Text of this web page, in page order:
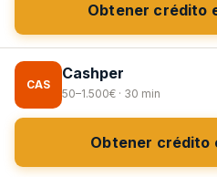
Obtener crédito
CAS
Cashper
50–1.500€ · 30 min
Obtener crédito